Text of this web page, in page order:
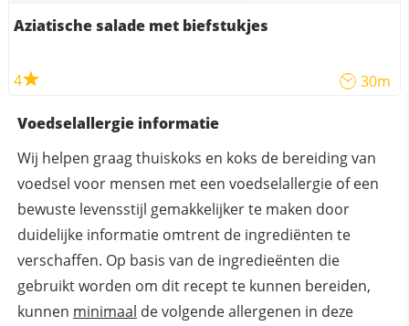
Aziatische salade met biefstukjes
4 30m
Voedselallergie informatie
Wij helpen graag thuiskoks en koks de bereiding van
voedsel voor mensen met een voedselallergie of een
bewuste levensstijl gemakkelijker te maken door
duidelijke informatie omtrent de ingrediënten te
verschaffen. Op basis van de ingredieënten die
gebruikt worden om dit recept te kunnen bereiden,
kunnen minimaal de volgende allergenen in deze